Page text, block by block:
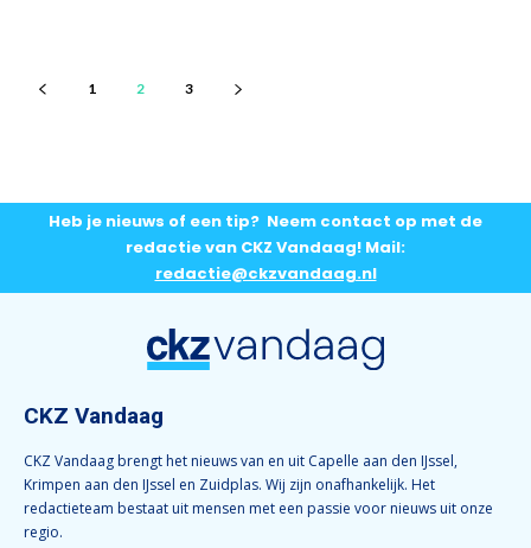
1 2 3
Heb je nieuws of een tip? Neem contact op met de
redactie van CKZ Vandaag! Mail:
redactie@ckzvandaag.nl
CKZ Vandaag
CKZ Vandaag brengt het nieuws van en uit Capelle aan den IJssel,
Krimpen aan den IJssel en Zuidplas. Wij zijn onafhankelijk. Het
redactieteam bestaat uit mensen met een passie voor nieuws uit onze
regio.